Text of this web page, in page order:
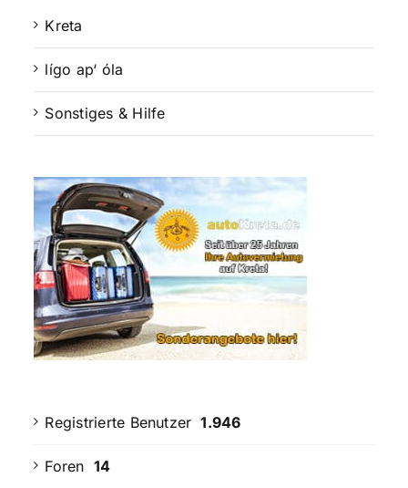
Kreta
lígo ap‘ óla
Sonstiges & Hilfe
Registrierte Benutzer 1.946
Foren 14